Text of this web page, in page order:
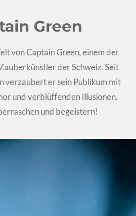
Green
von Captain Green, einem der
der Schweiz. Seit
verzaubert er sein Publikum mit
und verblüffenden Illusionen.
und begeistern!